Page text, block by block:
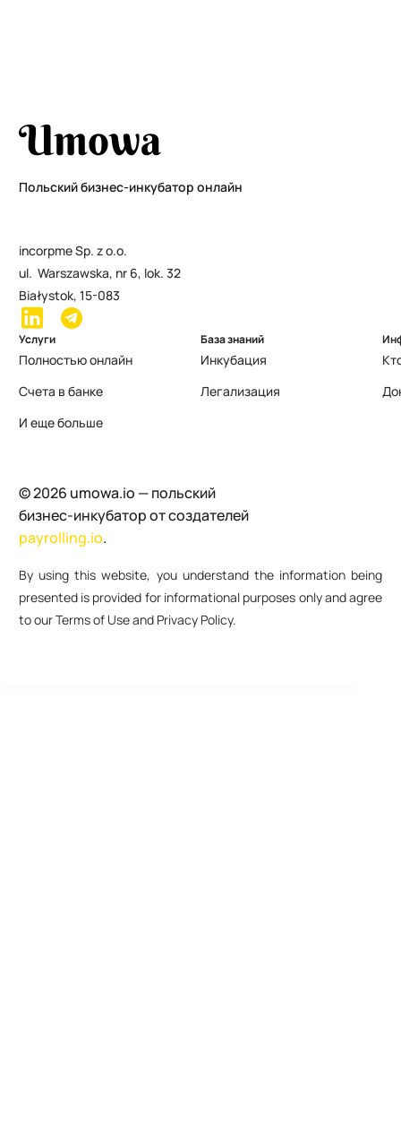
Польский бизнес-инкубатор онлайн
incorpme Sp. z o.o.
ul. Warszawska, nr 6, lok. 32
Białystok, 15-083
Услуги
Полностью онлайн
Счета в банке
И еще больше
База знаний
Инкубация
Легализация
© 2026 umowa.io — польский
бизнес-инкубатор от создателей
payrolling.io.
By using this website, you understand the information being
presented is provided for informational purposes only and agree
to our Terms of Use and Privacy Policy.